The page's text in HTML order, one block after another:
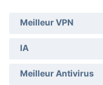
Meilleur VPN
IA
Meilleur Antivirus